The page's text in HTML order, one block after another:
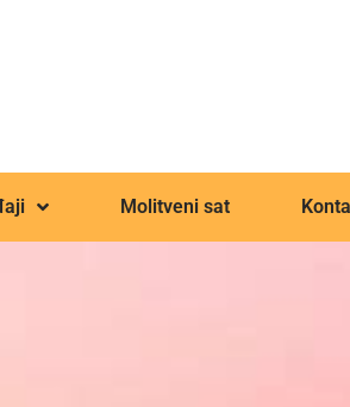
Molitveni sat